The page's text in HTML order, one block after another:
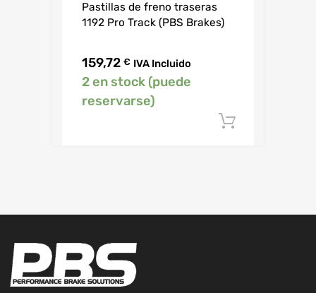
Pastillas de freno traseras
1192 Pro Track (PBS Brakes)
159,72 € IVA Incluido
2 en stock (puede
reservarse)